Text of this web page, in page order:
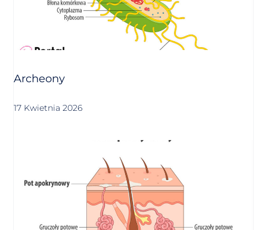
Archeony
17 Kwietnia 2026